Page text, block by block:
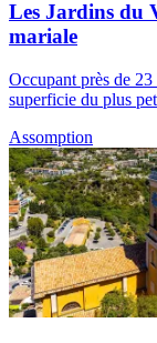
Les Jardins du
mariale
Occupant près de
superficie du plus
Assomption